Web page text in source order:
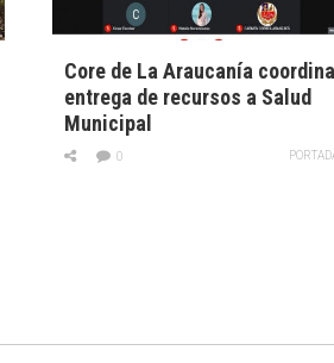
Core de La Araucanía coordina
entrega de recursos a Salud
Municipal
0